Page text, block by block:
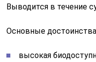
Выводится в течение
Основные
высокая